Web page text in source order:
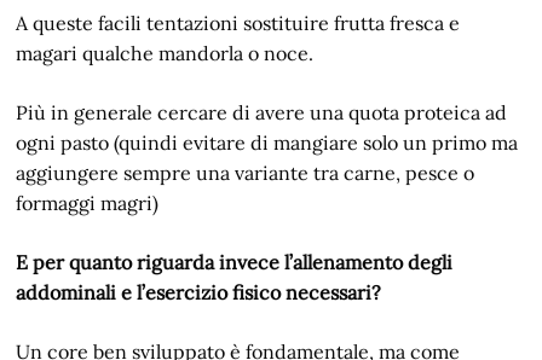
A queste facili tentazioni sostituire frutta fresca e
magari qualche mandorla o noce.
Più in generale cercare di avere una quota proteica ad
ogni pasto (quindi evitare di mangiare solo un primo ma
aggiungere sempre una variante tra carne, pesce o
formaggi magri)
E per quanto riguarda invece l’allenamento degli
addominali e l’esercizio fisico necessari?
Un core ben sviluppato è fondamentale, ma come